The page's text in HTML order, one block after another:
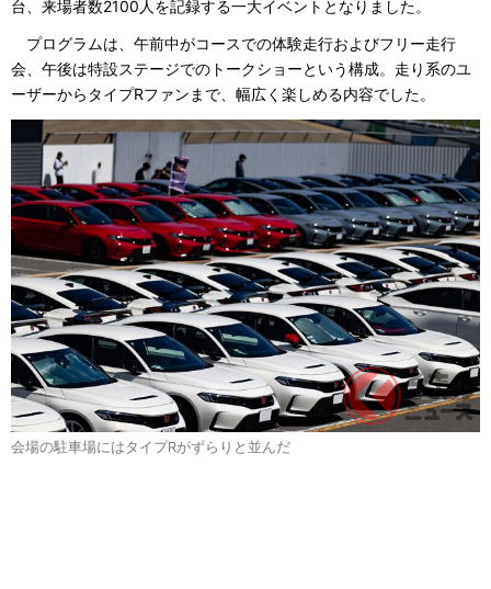
台、来場者数2100人を記録する一大イベントとなりました。
プログラムは、午前中がコースでの体験走行およびフリー走行
会、午後は特設ステージでのトークショーという構成。走り系のユ
ーザーからタイプRファンまで、幅広く楽しめる内容でした。
会場の駐車場にはタイプRがずらりと並んだ